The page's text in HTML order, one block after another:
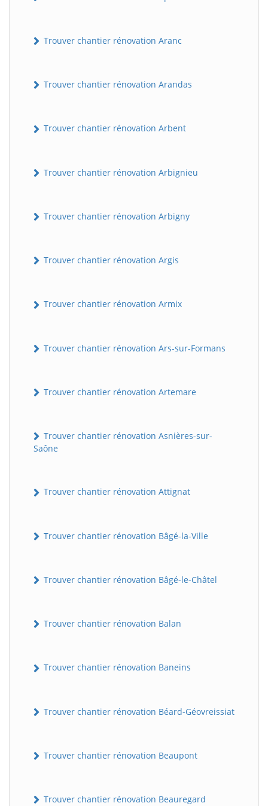
Trouver chantier rénovation Aranc
Trouver chantier rénovation Arandas
Trouver chantier rénovation Arbent
Trouver chantier rénovation Arbignieu
Trouver chantier rénovation Arbigny
Trouver chantier rénovation Argis
Trouver chantier rénovation Armix
Trouver chantier rénovation Ars-sur-Formans
Trouver chantier rénovation Artemare
Trouver chantier rénovation Asnières-sur-
Saône
Trouver chantier rénovation Attignat
Trouver chantier rénovation Bâgé-la-Ville
Trouver chantier rénovation Bâgé-le-Châtel
Trouver chantier rénovation Balan
Trouver chantier rénovation Baneins
Trouver chantier rénovation Béard-Géovreissiat
Trouver chantier rénovation Beaupont
Trouver chantier rénovation Beauregard